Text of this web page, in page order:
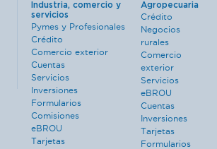
Industria, comercio y
servicios
Pymes y Profesionales
Crédito
Comercio exterior
Cuentas
Servicios
Inversiones
Formularios
Comisiones
eBROU
Tarjetas
Agropecuaria
Crédito
Negocios
rurales
Comercio
exterior
Servicios
eBROU
Cuentas
Inversiones
Tarjetas
Formularios